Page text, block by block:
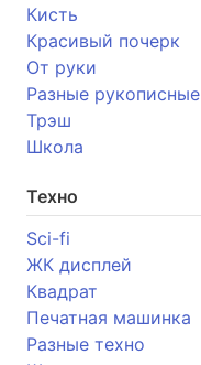
Кисть
Красивый почерк
От руки
Разные рукописные
Трэш
Школа
Техно
Sci-fi
ЖК дисплей
Квадрат
Печатная машинка
Разные техно